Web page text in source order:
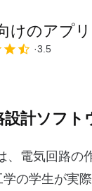
けのアプリ
3.5
計ソフト
、電気回路
の学生が実